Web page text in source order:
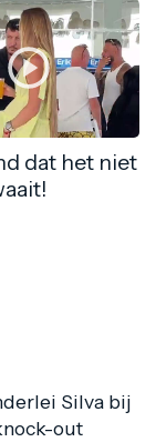
dat het niet
Silva bij
out